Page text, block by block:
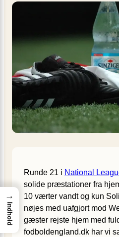
Runde 21 i National
solide præstationer fra
10 værter vandt og kun
nøjes med uafgjort mod
gæster rejste hjem med
fodboldengland.dk har vi
→
Indhold